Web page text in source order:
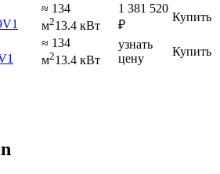
≈ 134
м213.4 кВт
1 381 520
₽
Купить
≈ 134
м213.4 кВт
узнать
цену
Купить